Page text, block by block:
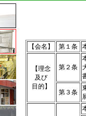
【会名】 第１条
【理念
及び
目的】
第２条
第３条